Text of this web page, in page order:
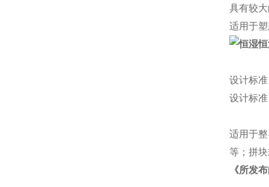
具有较
适用于
设计标准
设计标
适用于
等；拼
《所发